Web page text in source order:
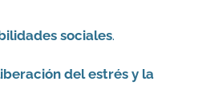
sociales.
del estrés y la